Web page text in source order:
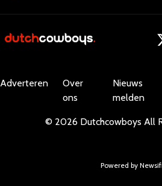
Adverteren
Over
ons
Nieuws
melden
© 2026 Dutchcowboys All
Powered by